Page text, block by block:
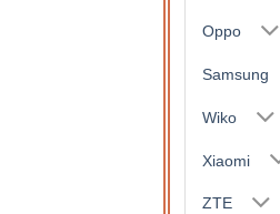
Oppo
Samsung
Wiko
Xiaomi
ZTE